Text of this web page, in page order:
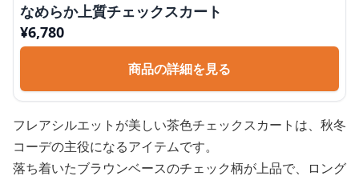
なめらか上質チェックスカート
¥6,780
商品の詳細を見る
フレアシルエットが美しい茶色チェックスカートは、秋冬
コーデの主役になるアイテムです。
落ち着いたブラウンベースのチェック柄が上品で、ロング